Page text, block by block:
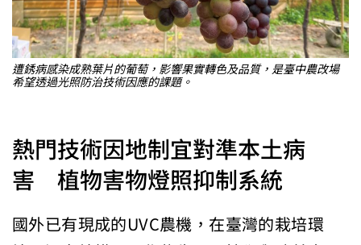
遭銹病感染成熟葉片的葡萄，影響果實轉色及品質，是臺中農改場
希望透過光照防治技術因應的課題。
熱門技術因地制宜對準本土病
害 植物害物燈照抑制系統
國外已有現成的UVC農機，在臺灣的栽培環